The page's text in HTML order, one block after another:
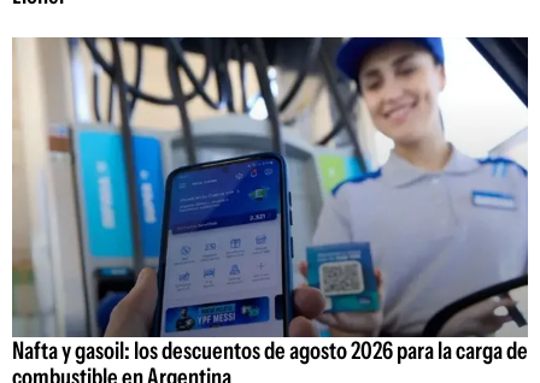
Nafta y gasoil: los descuentos de agosto 2026 para la carga de
combustible en Argentina